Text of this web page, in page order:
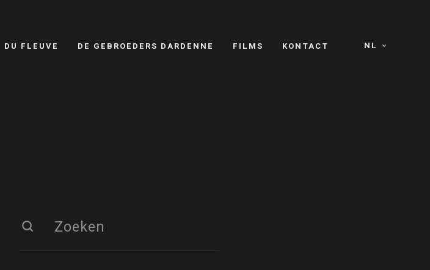
NL
FLEUVE DE GEBROEDERS DARDENNE FILMS KONTACT